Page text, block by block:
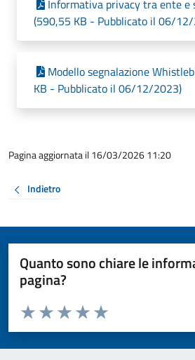
Informativa privacy tra ente e
(590,55 KB - Pubblicato il 06/
Modello segnalazione
KB - Pubblicato il 06/12/2023)
Pagina aggiornata il 16/03/2026 11:20
Indietro
Quanto sono chiare le
pagina?
Valuta da 1 a 5 stelle la pagina
Valuta 5 stelle su 5
Valuta 4 stelle su 5
Valuta 3 stelle su 5
Valuta 2 stelle su 5
Valuta 1 stelle su 5